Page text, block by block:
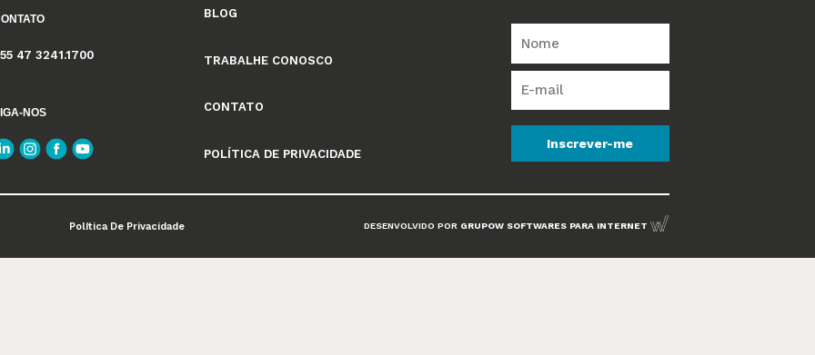
47 3241.1700
NOS
BLOG
TRABALHE CONOSCO
CONTATO
POLÍTICA DE PRIVACIDADE
Inscrever-me
Política De Privacidade DESENVOLVIDO POR GRUPOW SOFTWARES PARA INTERNET